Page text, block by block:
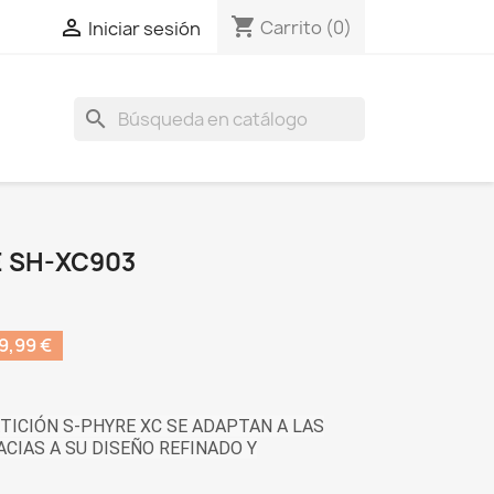
 Iniciar sesión shopping_cart Carrito (0)
search
SH-XC903
€
S-PHYRE XC SE ADAPTAN A LAS
A SU DISEÑO REFINADO Y